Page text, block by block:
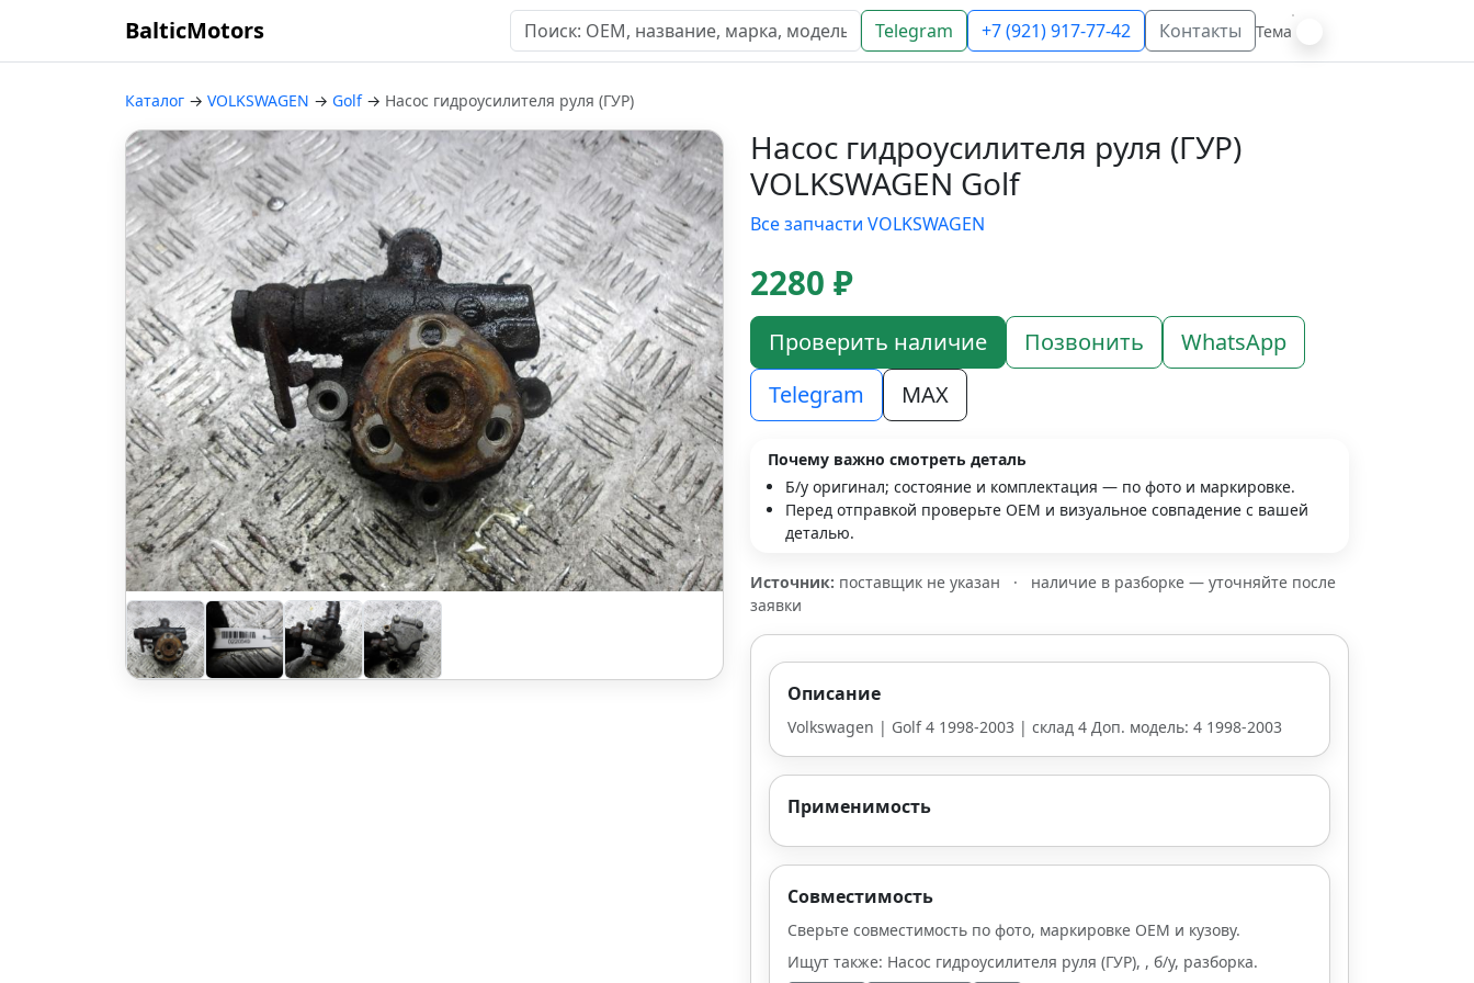
BalticMotors Telegram +7 (921) 917-77-42 Контакты Тема
Каталог → VOLKSWAGEN → Golf → Насос гидроусилителя руля (ГУР)
Насос гидроусилителя руля (ГУР)
VOLKSWAGEN Golf
Все запчасти VOLKSWAGEN
2280 ₽
Проверить наличие Позвонить
WhatsApp
Telegram
MAX
Почему важно смотреть деталь
Б/у оригинал; состояние и комплектация — по фото и маркировке.
Перед отправкой проверьте OEM и визуальное совпадение с вашей
деталью.
Источник: поставщик не указан ·
наличие в разборке — уточняйте после
заявки
Описание
Volkswagen | Golf 4 1998-2003 | склад 4 Доп. модель: 4 1998-2003
Применимость
Совместимость
Сверьте совместимость по фото, маркировке OEM и кузову.
Ищут также: Насос гидроусилителя руля (ГУР), , б/у, разборка.